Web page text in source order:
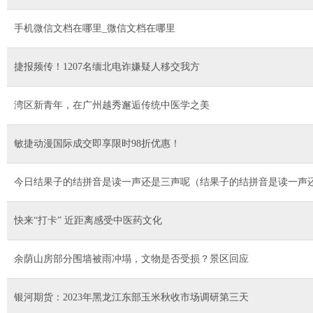
手机微信文档在哪里_微信文档在哪里
捷报频传！1207名缅北电诈嫌疑人移交我方
湾区新青年，在广州越秀邂逅传统中医学之美
敏捷动漫国际成交即享限时98折优惠！
今日结果子的结拼音是读一声还是三声呢（结果子的结拼音是读一声
快来“打卡” 近距离感受中医药文化
余荫山房部分围墙被雨冲塌，文物是否受损？景区回应
银河期货：2023年黑龙江东部玉米秋收市场调研第三天